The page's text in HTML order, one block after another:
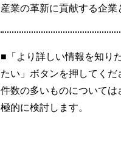
産業の革新に貢献する企業
■「より詳しい情報を知り
たい」ボタンを押してくだ
件数の多いものについて
極的に検討します。